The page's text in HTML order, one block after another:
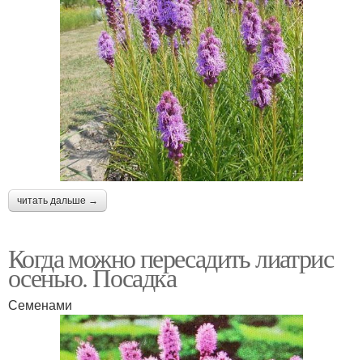
читать дальше →
Когда можно пересадить лиатрис
осенью. Посадка
Семенами